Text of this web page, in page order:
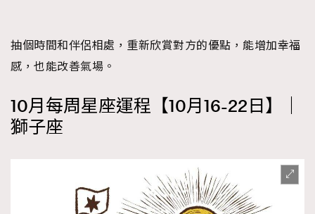
抽個時間和伴侶相處，重新欣賞對方的優點，能增加幸福
感，也能改善氣場。
10月每周星座運程【10月16-22日】｜
獅子座